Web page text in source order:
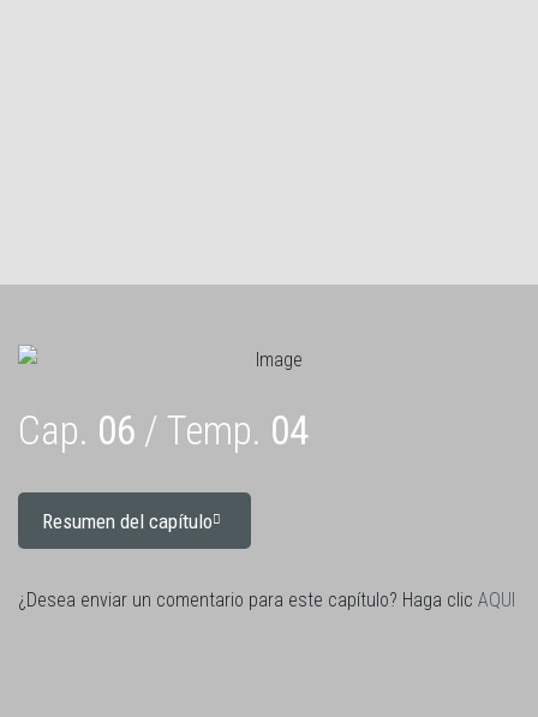
Cap. 06 / Temp. 04
Resumen del capítulo
¿Desea enviar un comentario para este capítulo? Haga clic AQUI